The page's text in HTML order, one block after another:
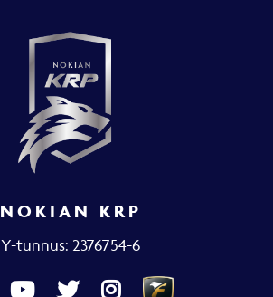
NOKIAN KRP
Y-tunnus: 2376754-6